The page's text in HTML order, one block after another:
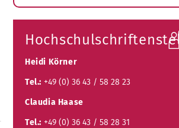
öffnen
Heidi Körner
Tel.: +49 (0) 36 43 / 58 28 23
Claudia Haase
Tel.: +49 (0) 36 43 / 58 28 31